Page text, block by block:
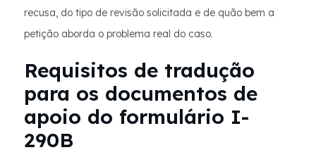
recusa, do tipo de revisão solicitada e de quão bem a
petição aborda o problema real do caso.
Requisitos de tradução
para os documentos de
apoio do formulário I-
290B